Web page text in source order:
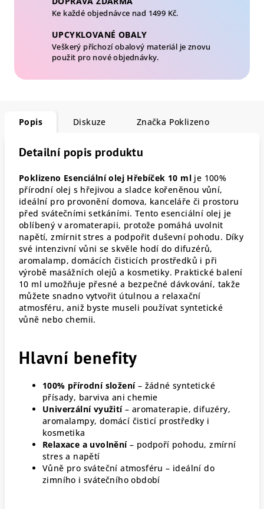
Ke každé objednávce nad 1499 Kč.
UPCYKLOVANÉ OBALY
Veškerý příchozí obalový materiál je znovu
použit pro nové objednávky.
Popis Diskuze Značka Poklizeno
Detailní popis produktu
Poklizeno Esenciální olej Hřebíček 10 ml je 100%
přírodní olej s hřejivou a sladce kořeněnou vůní,
ideální pro provonění domova, kanceláře či prostoru
před svátečními setkáními. Tento esenciální olej je
oblíbený v aromaterapii, protože pomáhá uvolnit
napětí, zmírnit stres a podpořit duševní pohodu. Díky
své intenzivní vůni se skvěle hodí do difuzérů,
aromalamp, domácích čisticích prostředků i při
výrobě masážních olejů a kosmetiky. Praktické balení
10 ml umožňuje přesné a bezpečné dávkování, takže
můžete snadno vytvořit útulnou a relaxační
atmosféru, aniž byste museli používat syntetické
vůně nebo chemii.
Hlavní benefity
100% přírodní složení– žádné syntetické
přísady, barviva ani chemie
Univerzální využití– aromaterapie, difuzéry,
aromalampy, domácí čisticí prostředky i
kosmetika
Relaxace a uvolnění– podpoří pohodu, zmírní
stres a napětí
Vůně pro sváteční atmosféru – ideální do
zimního i svátečního období